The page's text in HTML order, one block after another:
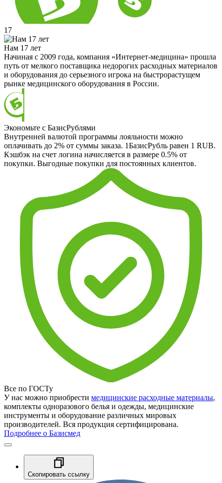
17
Нам 17 лет
Начиная с 2009 года, компания «Интернет-медицина» прошла
путь от мелкого поставщика недорогих расходных материалов
и оборудования до серьезного игрока на быстрорастущем
рынке медицинского оборудования в России.
Экономьте с БазисРублями
Внутренней валютой программы лояльности можно
оплачивать до 2% от суммы заказа. 1БазисРубль равен 1 RUB.
Кэшбэк на счет логина начисляется в размере 0.5% от
покупки. Выгодные покупки для постоянных клиентов.
Все по ГОСТу
У нас можно приобрести медицинские расходные материалы,
комплекты одноразового белья и одежды, медицинские
инструменты и оборудование различных мировых
производителей. Вся продукция сертифицирована.
Подробнее о Базисмед
Скопировать ссылку